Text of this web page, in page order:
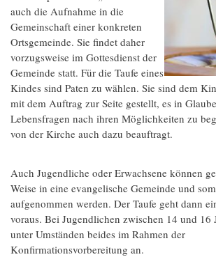
auch die Aufnahme in die
Gemeinschaft einer konkreten
Ortsgemeinde. Sie findet daher
vorzugsweise im Gottesdienst der
Gemeinde statt. Für die Taufe eines
Kindes sind Paten zu wählen. Sie sind dem
mit dem Auftrag zur Seite gestellt, es in
Lebensfragen nach ihren Möglichkeiten zu
von der Kirche auch dazu beauftragt.
Auch Jugendliche oder Erwachsene können
Weise in eine evangelische Gemeinde und
aufgenommen werden. Der Taufe geht dann
voraus. Bei Jugendlichen zwischen 14 und 16
unter Umständen beides im Rahmen der
Konfirmationsvorbereitung an.